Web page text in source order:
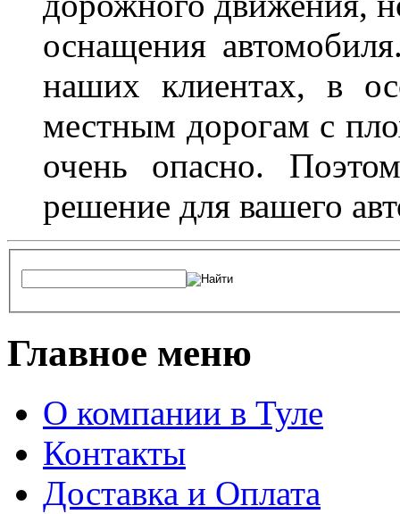
оснащения
наших клиентах, в
местным дорогам с
очень опасно.
решение для вашего
Главное меню
О компании в Туле
Контакты
Доставка и Оплата